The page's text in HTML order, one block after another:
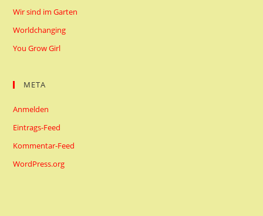
Wir sind im Garten
Worldchanging
You Grow Girl
META
Anmelden
Eintrags-Feed
Kommentar-Feed
WordPress.org